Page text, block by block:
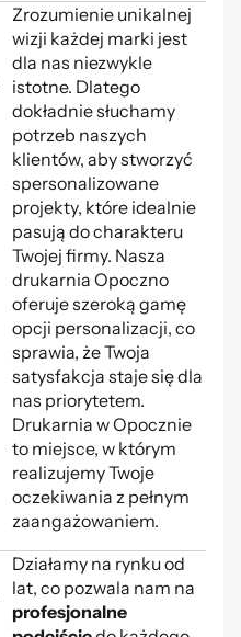
Zrozumienie unikalnej
wizji każdej marki jest
dla nas niezwykle
istotne. Dlatego
dokładnie słuchamy
potrzeb naszych
klientów, aby stworzyć
spersonalizowane
projekty, które idealnie
pasują do charakteru
Twojej firmy. Nasza
drukarnia Opoczno
oferuje szeroką gamę
opcji personalizacji, co
sprawia, że Twoja
satysfakcja staje się dla
nas priorytetem.
Drukarnia w Opocznie
to miejsce, w którym
realizujemy Twoje
oczekiwania z pełnym
zaangażowaniem.
Działamy na rynku od
lat, co pozwala nam na
profesjonalne